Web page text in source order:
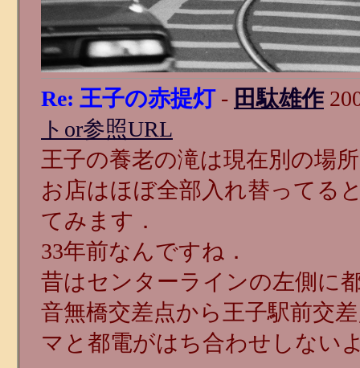
Re: 王子の赤提灯- 田駄雄作
トor参照URL
王子の養老の滝は現在別の場
お店はほぼ全部入れ替ってる
てみます．
33年前なんですね．
昔はセンターラインの左側に
音無橋交差点から王子駅前交
マと都電がはち合わせしない